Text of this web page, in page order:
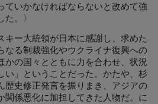
ていかなければならないと改めて強
た。〉
ー大統領が日本に感謝し、求めた
なる制裁強化やウクライナ復興への
かの国々とともに力を合わせ、状況
い」ということだった。かたや、杉
歴史修正発言を振りまき、アジアの
関係悪化に加担してきた人物だ。に